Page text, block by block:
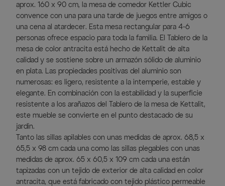
aprox. 160 x 90 cm, la mesa de comedor Kettler Cubic
convence con una para una tarde de juegos entre amigos o
una cena al atardecer. Esta mesa rectangular para 4-6
personas ofrece espacio para toda la familia. El Tablero de la
mesa de color antracita está hecho de Kettalit de alta
calidad y se sostiene sobre un armazón sólido de aluminio
en plata. Las propiedades positivas del aluminio son
numerosas: es ligero, resistente a la intemperie, estable y
elegante. En combinación con la estabilidad y la superficie
resistente a los arañazos del Tablero de la mesa de Kettalit,
este mueble se convierte en el punto destacado de su
jardín.
Tanto las sillas apilables con unas medidas de aprox. 68,5 x
65,5 x 98 cm cada una como las sillas plegables con unas
medidas de aprox. 65 x 60,5 x 109 cm cada una están
tapizadas con un tejido de exterior de alta calidad en color
antracita, que está fabricado con tejido plástico permeable